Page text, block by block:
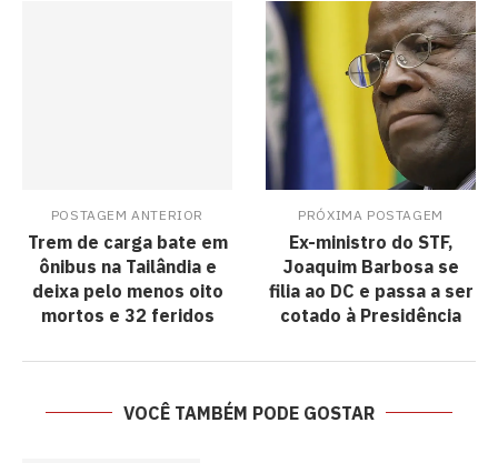
POSTAGEM ANTERIOR
Trem de carga bate em
ônibus na Tailândia e
deixa pelo menos oito
mortos e 32 feridos
PRÓXIMA POSTAGEM
Ex-ministro do STF,
Joaquim Barbosa se
filia ao DC e passa a ser
cotado à Presidência
VOCÊ TAMBÉM PODE GOSTAR